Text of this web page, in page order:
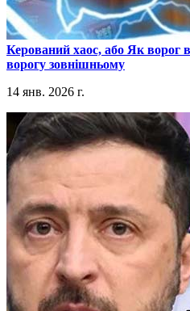
​Керований хаос, або Як ворог
ворогу зовнішньому
14 янв. 2026 г.